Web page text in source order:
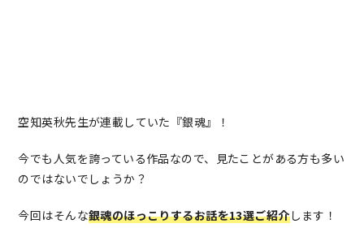
空知英秋先生が連載していた『銀魂』！
今でも人気を誇っている作品なので、見たことがある方も多い
のではないでしょうか？
今回はそんな銀魂のほっこりするお話を13選ご紹介します！